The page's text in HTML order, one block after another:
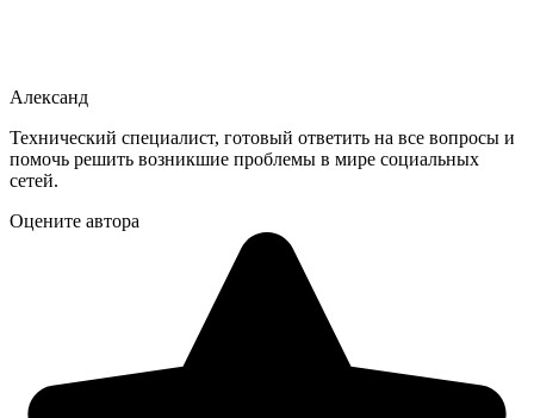
Александ
Технический специалист, готовый ответить на все вопросы и
помочь решить возникшие проблемы в мире социальных
сетей.
Оцените автора